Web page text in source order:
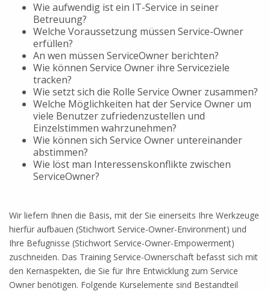
Wie aufwendig ist ein IT-Service in seiner
Betreuung?
Welche Voraussetzung müssen Service-Owner
erfüllen?
An wen müssen ServiceOwner berichten?
Wie können Service Owner ihre Serviceziele
tracken?
Wie setzt sich die Rolle Service Owner zusammen?
Welche Möglichkeiten hat der Service Owner um
viele Benutzer zufriedenzustellen und
Einzelstimmen wahrzunehmen?
Wie können sich Service Owner untereinander
abstimmen?
Wie löst man Interessenskonflikte zwischen
ServiceOwner?
Wir liefern Ihnen die Basis, mit der Sie einerseits Ihre Werkzeuge
hierfür aufbauen (Stichwort Service-Owner-Environment) und
Ihre Befugnisse (Stichwort Service-Owner-Empowerment)
zuschneiden. Das Training Service-Ownerschaft befasst sich mit
den Kernaspekten, die Sie für Ihre Entwicklung zum Service
Owner benötigen. Folgende Kurselemente sind Bestandteil